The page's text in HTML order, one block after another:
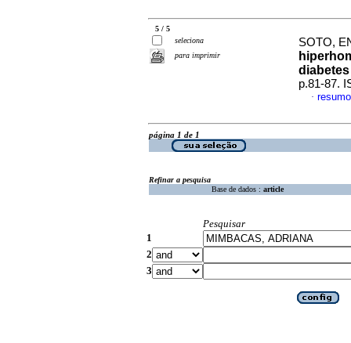
5 / 5
seleciona
para imprimir
SOTO,
p.81-87.
·
página 1 de 1
Refinar a pesquisa
Base de dados : article
Pesquisar
1
2
3